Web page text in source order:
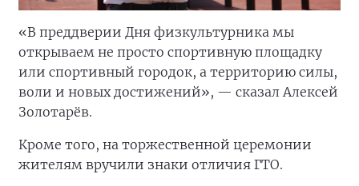
«В преддверии Дня физкультурника мы
открываем не просто спортивную площадку
или спортивный городок, а территорию силы,
воли и новых достижений», — сказал Алексей
Золотарёв.
Кроме того, на торжественной церемонии
жителям вручили знаки отличия ГТО.